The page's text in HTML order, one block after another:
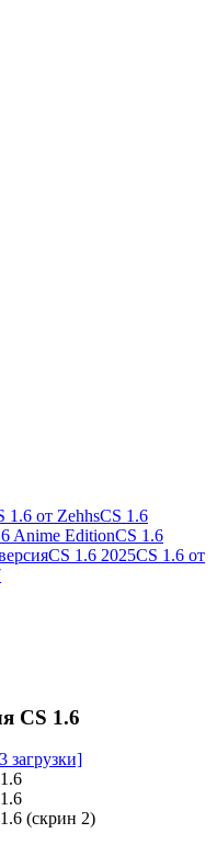
1.6 от ZehhsCS 1.6
Anime EditionCS 1.6
CS 1.6 2025CS 1.6 от
CS 1.6
загрузки]